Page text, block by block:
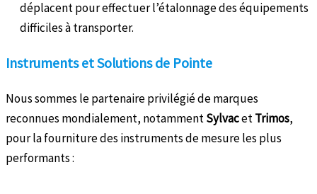
déplacent pour effectuer l’étalonnage des équipements
difficiles à transporter.
Instruments et Solutions de Pointe
Nous sommes le partenaire privilégié de marques
reconnues mondialement, notammentSylvacetTrimos,
pour la fourniture des instruments de mesure les plus
performants :